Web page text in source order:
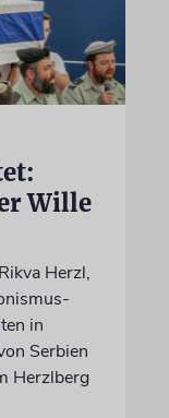
Wille
Herzl,
in
Serbien
Herzlberg